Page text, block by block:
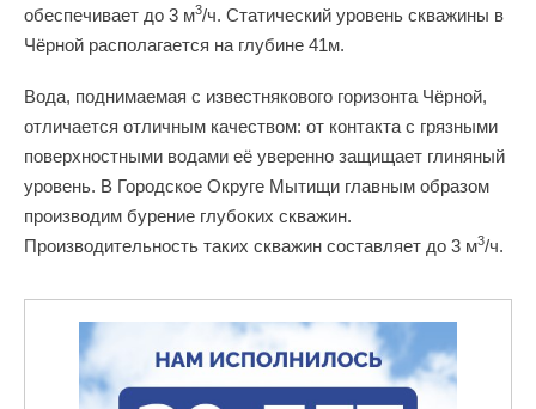
обеспечивает до 3 м3/ч. Статический уровень скважины в
Чёрной располагается на глубине 41м.
Вода, поднимаемая с известнякового горизонта Чёрной,
отличается отличным качеством: от контакта с грязными
поверхностными водами её уверенно защищает глиняный
уровень. В Городское Округе Мытищи главным образом
производим бурение глубоких скважин.
Производительность таких скважин составляет до 3 м3/ч.